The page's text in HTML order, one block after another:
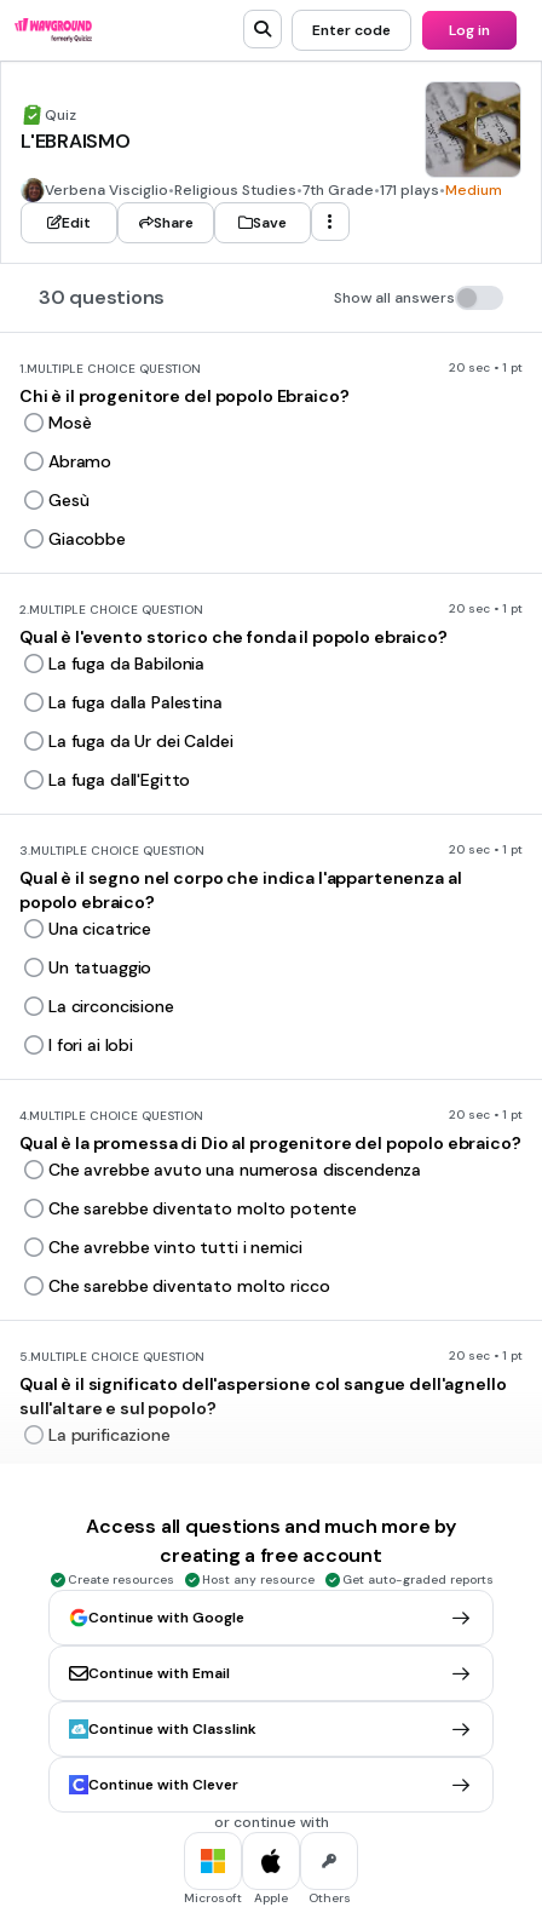
Enter code Log in
Quiz
L'EBRAISMO
Verbena Visciglio•Religious Studies•7th Grade•171 plays•Medium
Edit
Share Save
30 questions Show all answers
1.MULTIPLE CHOICE QUESTION 20 sec • 1 pt
Chi è il progenitore del popolo Ebraico?
Mosè
Abramo
Gesù
Giacobbe
2.MULTIPLE CHOICE QUESTION 20 sec • 1 pt
Qual è l'evento storico che fonda il popolo ebraico?
La fuga da Babilonia
La fuga dalla Palestina
La fuga da Ur dei Caldei
La fuga dall'Egitto
3.MULTIPLE CHOICE QUESTION 20 sec • 1 pt
Qual è il segno nel corpo che indica l'appartenenza al
popolo ebraico?
Una cicatrice
Un tatuaggio
La circoncisione
I fori ai lobi
4.MULTIPLE CHOICE QUESTION 20 sec • 1 pt
Qual è la promessa di Dio al progenitore del popolo ebraico?
Che avrebbe avuto una numerosa discendenza
Che sarebbe diventato molto potente
Che avrebbe vinto tutti i nemici
Che sarebbe diventato molto ricco
5.MULTIPLE CHOICE QUESTION 20 sec • 1 pt
Qual è il significato dell'aspersione col sangue dell'agnello
sull'altare e sul popolo?
La purificazione
L'unione fra Dio e il popolo
MULTIPLE CHOICE QUESTION 20 sec • 1 pt
Qual è il sacramento cristiano che ha lo stesso significato
dell'aspersione col sangue?
La Comunione
La Confessione
L'unzione degli infermi
La Cresima
MULTIPLE CHOICE QUESTION
Access all questions and much more by
creating a free account
Create resources Host any resource Get auto-graded reports
Continue with Google
Continue with Email
Continue with Classlink
Continue with Clever
or continue with
Microsoft Apple Others